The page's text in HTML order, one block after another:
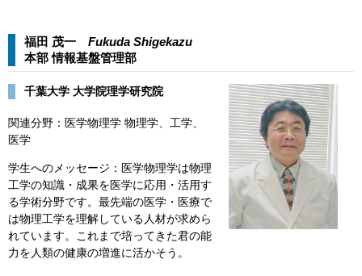
福田 茂一 Fukuda Shigekazu​​
本部 情報基盤管理部​
千葉大学 大学院理学研究院
関連分野：医学物理学 物理学、工学、
医学
学生へのメッセージ：医学物理学は物理
工学の知識・成果を医学に応用・活用す
る学術分野です。最先端の医学・医療で
は物理工学を理解している人材が求めら
れています。これまで培ってきた君の能
力を人類の健康の増進に活かそう。